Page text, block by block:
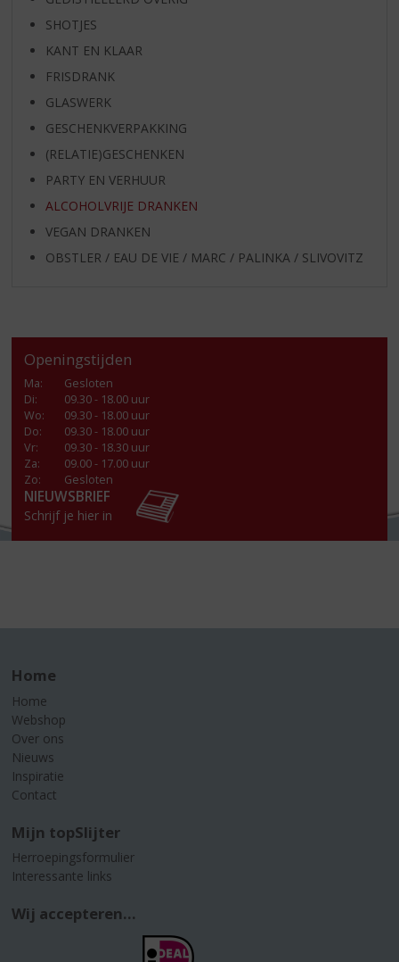
SHOTJES
KANT EN KLAAR
FRISDRANK
GLASWERK
GESCHENKVERPAKKING
(RELATIE)GESCHENKEN
PARTY EN VERHUUR
ALCOHOLVRIJE DRANKEN
VEGAN DRANKEN
OBSTLER / EAU DE VIE / MARC / PALINKA / SLIVOVITZ
Openingstijden
Ma:
Gesloten
Di:
09.30 - 18.00 uur
Wo:
09.30 - 18.00 uur
Do:
09.30 - 18.00 uur
Vr:
09.30 - 18.30 uur
Za:
09.00 - 17.00 uur
Zo:
Gesloten
NIEUWSBRIEF
Schrijf je hier in
Home
Home
Webshop
Over ons
Nieuws
Inspiratie
Contact
Mijn topSlijter
Herroepingsformulier
Interessante links
Wij accepteren...